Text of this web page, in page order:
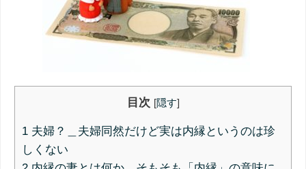
目次 [隠す]
1 夫婦？＿夫婦同然だけど実は内縁というのは珍
しくない